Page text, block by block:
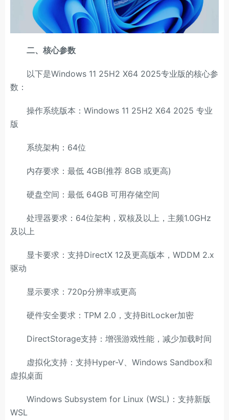
二、核心参数
以下是Windows 11 25H2 X64 2025专业版的核心参
数：
操作系统版本：Windows 11 25H2 X64 2025 专业
版
系统架构：64位
内存要求：最低 4GB(推荐 8GB 或更高)
硬盘空间：最低 64GB 可用存储空间
处理器要求：64位架构，双核及以上，主频1.0GHz
及以上
显卡要求：支持DirectX 12及更高版本，WDDM 2.x
驱动
显示要求：720p分辨率或更高
硬件安全要求：TPM 2.0，支持BitLocker加密
DirectStorage支持：增强游戏性能，减少加载时间
虚拟化支持：支持Hyper-V、Windows Sandbox和
虚拟桌面
Windows Subsystem for Linux (WSL)：支持新版
WSL